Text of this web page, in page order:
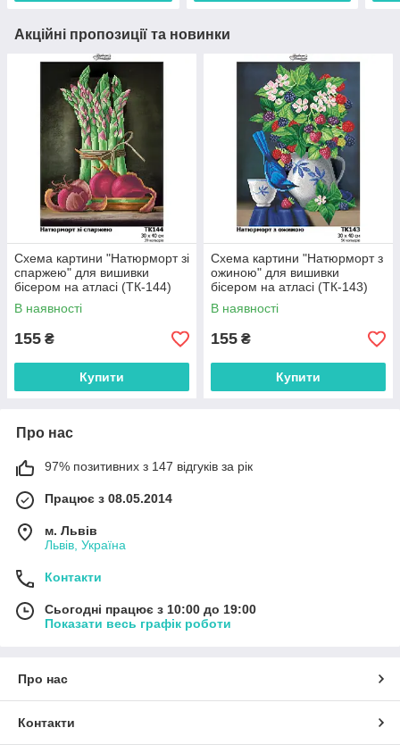
Акційні пропозиції та новинки
Схема картини "Натюрморт зі
спаржею" для вишивки
бісером на атласі (ТК-144)
В наявності
155 ₴
Купити
Схема картини "Натюрморт з
ожиною" для вишивки
бісером на атласі (ТК-143)
В наявності
155 ₴
Купити
Про нас
97% позитивних з 147 відгуків за рік
Працює з 08.05.2014
м. Львів
Львів, Україна
Контакти
Сьогодні працює з 10:00 до 19:00
Показати весь графік роботи
Про нас
Контакти